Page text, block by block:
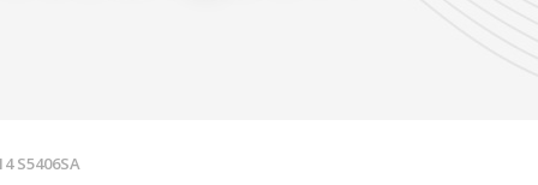
S5406SA